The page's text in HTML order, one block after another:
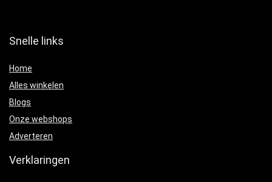
Snelle links
Home
Alles winkelen
Blogs
Onze webshops
Adverteren
Verklaringen